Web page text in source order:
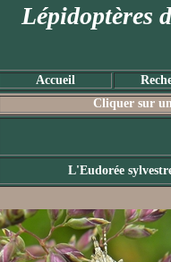
Lépidoptères
Accueil
Cliquer sur
L'Eudorée